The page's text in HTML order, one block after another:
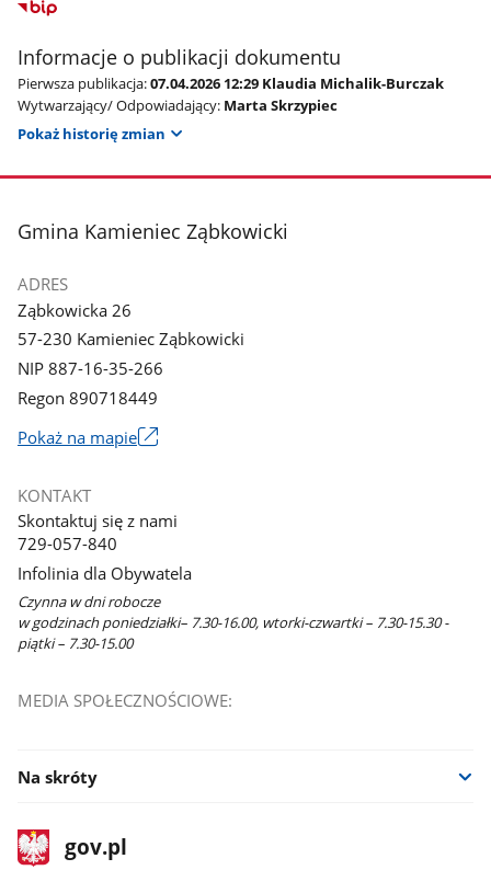
Informacje o publikacji dokumentu
Pierwsza publikacja:07.04.2026 12:29 Klaudia Michalik-Burczak
Wytwarzający/ Odpowiadający: Marta Skrzypiec
Pokaż historię zmian
stopka
Gmina Kamieniec Ząbkowicki
ADRES
Ząbkowicka 26
57-230 Kamieniec Ząbkowicki
NIP 887-16-35-266
Regon 890718449
Pokaż na mapieLink
nowym
KONTAKT
Skontaktuj się z nami
729-057-840
Infolinia dla Obywatela
Czynna w dni robocze
w godzinach poniedziałki– 7.30-16.00, wtorki-czwartki – 7.30-15.30 -
piątki – 7.30-15.00
MEDIA SPOŁECZNOŚCIOWE:
Na skróty
stopka
gov.plStrona
gov.pl